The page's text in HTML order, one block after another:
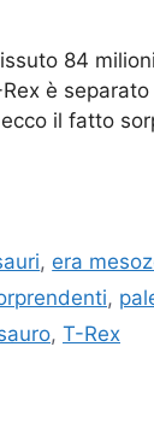
84
è
il fatto
, era
,
, T-Rex